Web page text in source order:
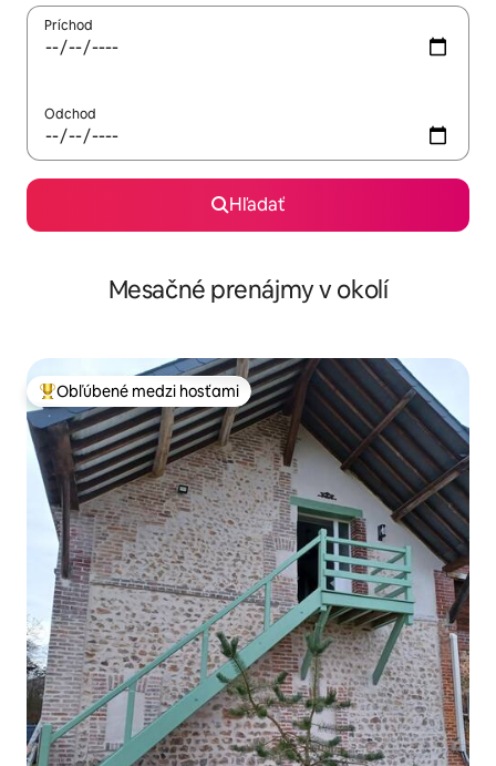
Príchod
Odchod
Hľadať
Mesačné prenájmy v okolí
Najobľúbenejšie medzi hosťami
Obľúbené medzi hosťami